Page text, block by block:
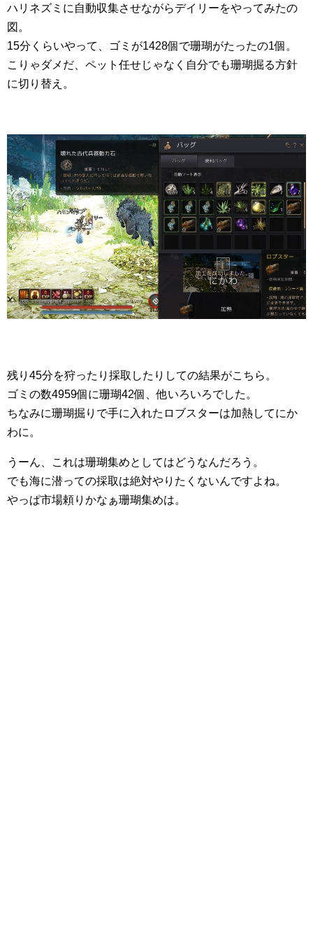
ハリネズミに自動収集させながらデイリーをやってみたの
図。
15分くらいやって、ゴミが1428個で珊瑚がたったの1個。
こりゃダメだ、ペット任せじゃなく自分でも珊瑚掘る方針
に切り替え。
残り45分を狩ったり採取したりしての結果がこちら。
ゴミの数4959個に珊瑚42個、他いろいろでした。
ちなみに珊瑚掘りで手に入れたロブスターは加熱してにか
わに。
うーん、これは珊瑚集めとしてはどうなんだろう。
でも海に潜っての採取は絶対やりたくないんですよね。
やっぱ市場頼りかなぁ珊瑚集めは。